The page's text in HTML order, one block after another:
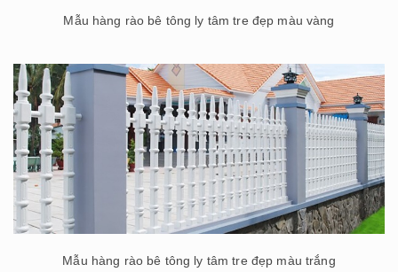
Mẫu hàng rào bê tông ly tâm tre đẹp màu vàng
Mẫu hàng rào bê tông ly tâm tre đẹp màu trắng